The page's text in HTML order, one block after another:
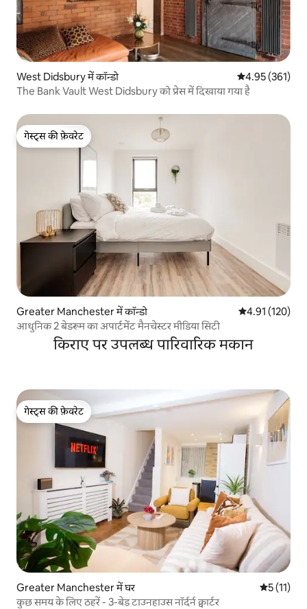
West Didsbury में कॉन्डो औसत रेटिंग 5 में से
4.95 (361)
The Bank Vault West Didsbury को प्रेस में दिखाया गया है
गेस्ट्स की फ़ेवरेट
गेस्ट्स की फ़ेवरेट
Greater Manchester में कॉन्डो औसत रेटिंग 5 में से
4.91 (120)
आधुनिक 2 बेडरूम का अपार्टमेंट मैनचेस्टर मीडिया सिटी
किराए पर उपलब्ध पारिवारिक मकान
गेस्ट्स की फ़ेवरेट
गेस्ट्स की फ़ेवरेट
Greater Manchester में घर औसत रेटिंग
5 (11)
कुछ समय के लिए ठहरें - 3-बेड टाउनहाउस नॉर्दर्न क्वार्टर